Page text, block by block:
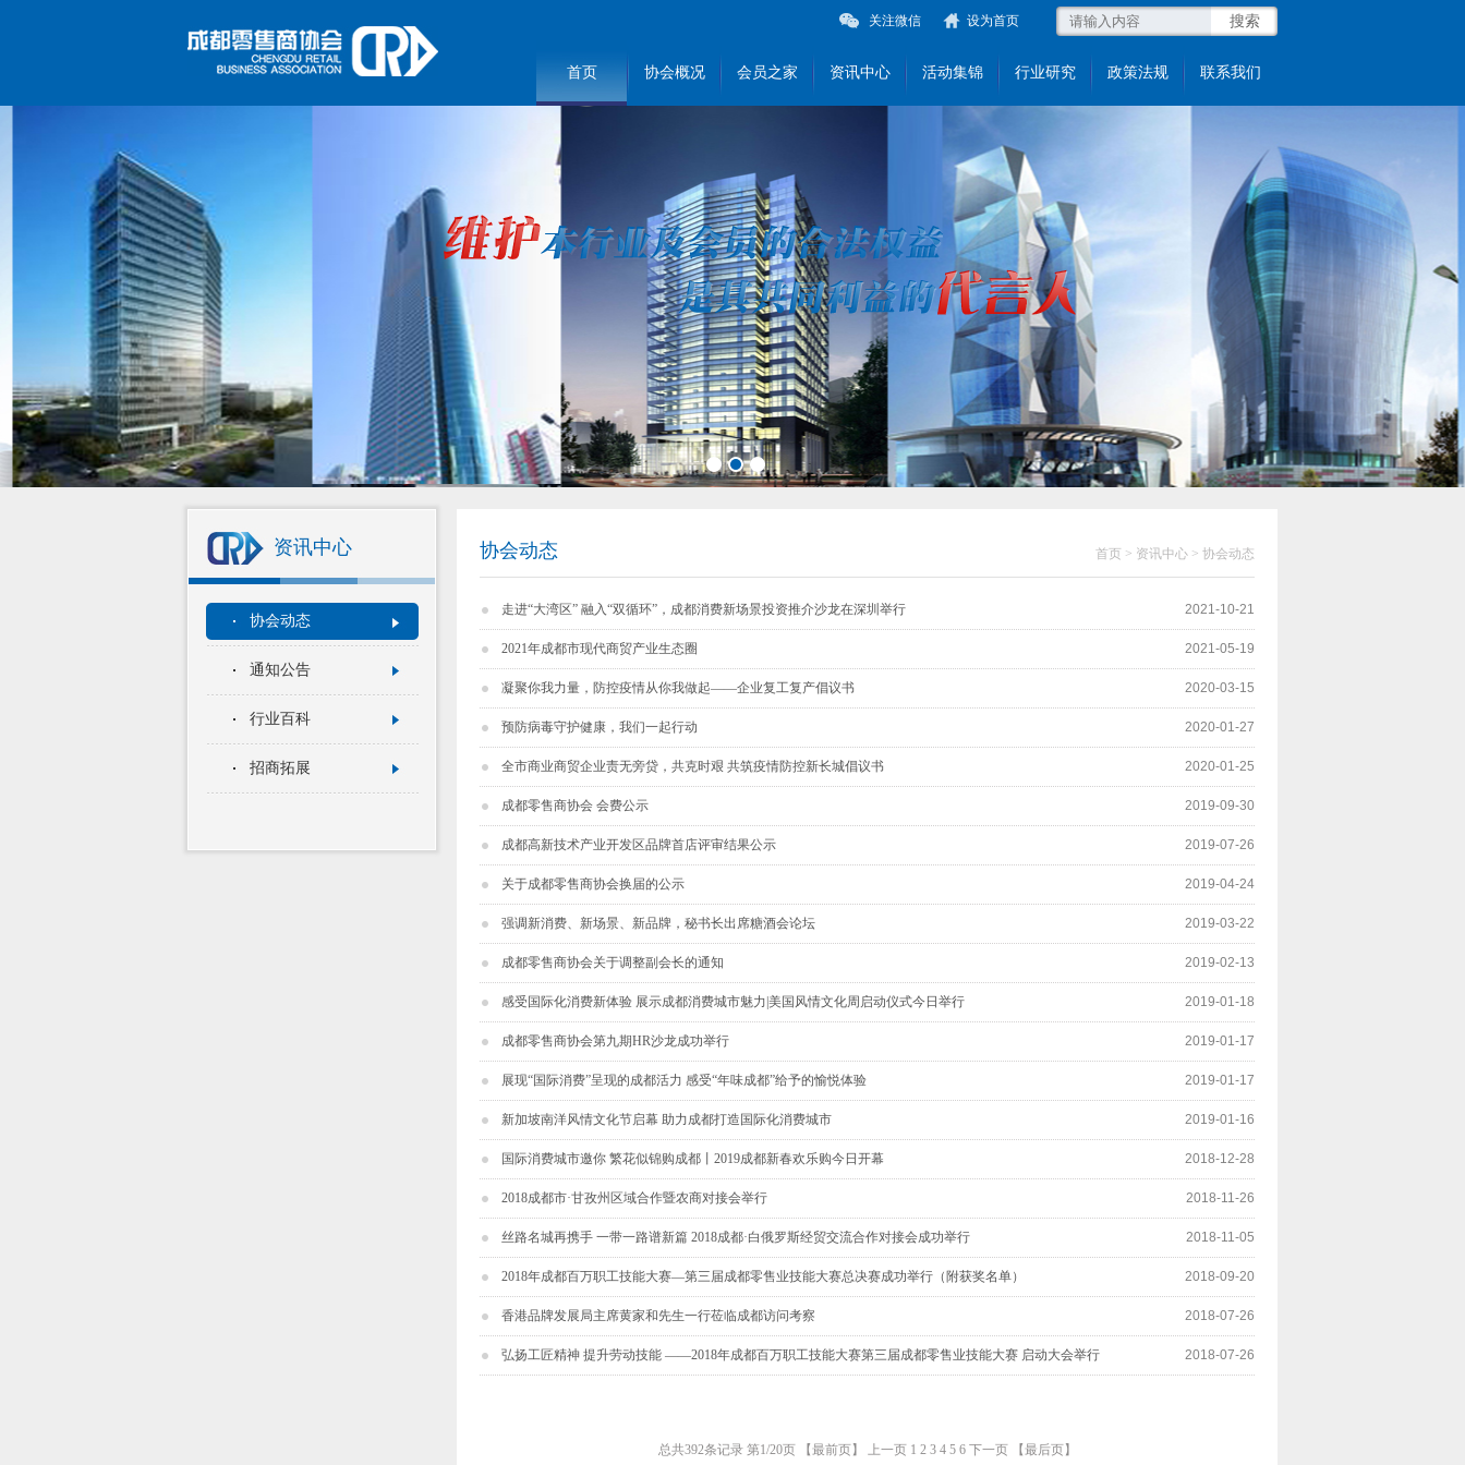
关注微信 设为首页
首页 协会概况 会员之家 资讯中心 活动集锦 行业研究 政策法规 联系我们
1 2 3
资讯中心
协会动态
通知公告
行业百科
招商拓展
协会动态 首页 > 资讯中心 > 协会动态
2021-10-21
走进“大湾区” 融入“双循环”，成都消费新场景投资推介沙龙在深圳举行
2021-05-19
2021年成都市现代商贸产业生态圈
人才计划产业链上下游关联配套企业人才评审结果公示 2020-03-15
凝聚你我力量，防控疫情从你我做起——企业复工复产倡议书
2020-01-27
预防病毒守护健康，我们一起行动
2020-01-25
全市商业商贸企业责无旁贷，共克时艰 共筑疫情防控新长城倡议书
2019-09-30
成都零售商协会 会费公示
2019-07-26
成都高新技术产业开发区品牌首店评审结果公示
2019-04-24
关于成都零售商协会换届的公示
2019-03-22
强调新消费、新场景、新品牌，秘书长出席糖酒会论坛
2019-02-13
成都零售商协会关于调整副会长的通知
2019-01-18
感受国际化消费新体验 展示成都消费城市魅力|美国风情文化周启动仪式今日举行
2019-01-17
成都零售商协会第九期HR沙龙成功举行
2019-01-17
展现“国际消费”呈现的成都活力 感受“年味成都”给予的愉悦体验
2019-01-16
新加坡南洋风情文化节启幕 助力成都打造国际化消费城市
2018-12-28
国际消费城市邀你 繁花似锦购成都丨2019成都新春欢乐购今日开幕
2018-11-26
2018成都市·甘孜州区域合作暨农商对接会举行
2018-11-05
丝路名城再携手 一带一路谱新篇 2018成都·白俄罗斯经贸交流合作对接会成功举行
2018-09-20
2018年成都百万职工技能大赛—第三届成都零售业技能大赛总决赛成功举行（附获奖名单）
2018-07-26
香港品牌发展局主席黄家和先生一行莅临成都访问考察
2018-07-26
弘扬工匠精神 提升劳动技能 ——2018年成都百万职工技能大赛第三届成都零售业技能大赛 启动大会举行
总共392条记录 第1/20页 【最前页】 上一页 1 2 3 4 5 6 下一页 【最后页】